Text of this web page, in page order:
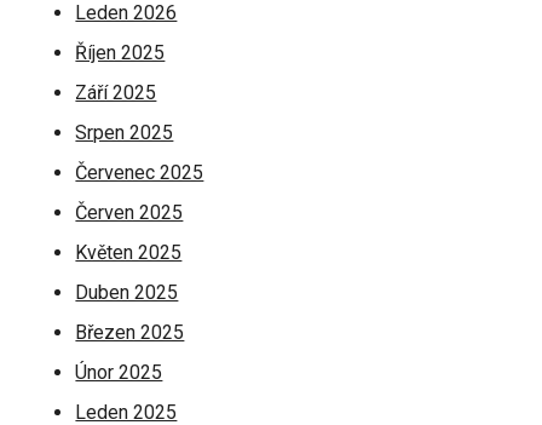
Leden 2026
Říjen 2025
Září 2025
Srpen 2025
Červenec 2025
Červen 2025
Květen 2025
Duben 2025
Březen 2025
Únor 2025
Leden 2025